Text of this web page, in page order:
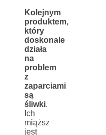
Kolejnym
produktem,
który
doskonale
działa
na
problem
z
zaparciami
są
śliwki.
Ich
miąższ
jest